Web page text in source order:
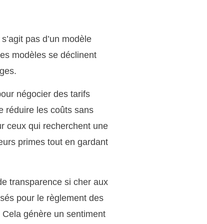
pas d’un modèle
modèles se déclinent
négocier des tarifs
réduire les coûts sans
ceux qui recherchent une
primes tout en gardant
transparence si cher aux
pour le règlement des
génère un sentiment